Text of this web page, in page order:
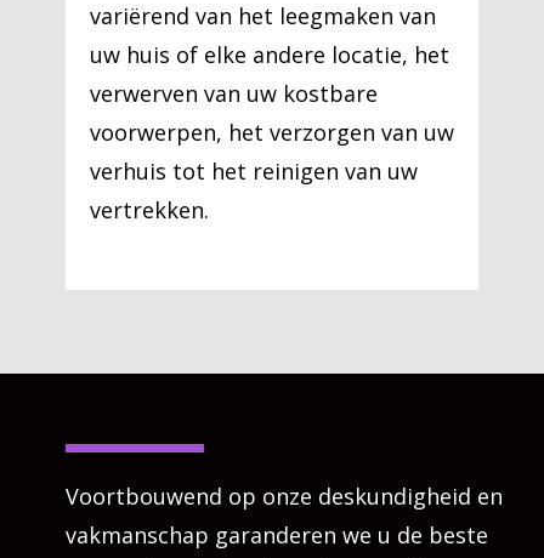
variërend van het leegmaken van
uw huis of elke andere locatie, het
verwerven van uw kostbare
voorwerpen, het verzorgen van uw
verhuis tot het reinigen van uw
vertrekken.
Voortbouwend op onze deskundigheid en
vakmanschap garanderen we u de beste